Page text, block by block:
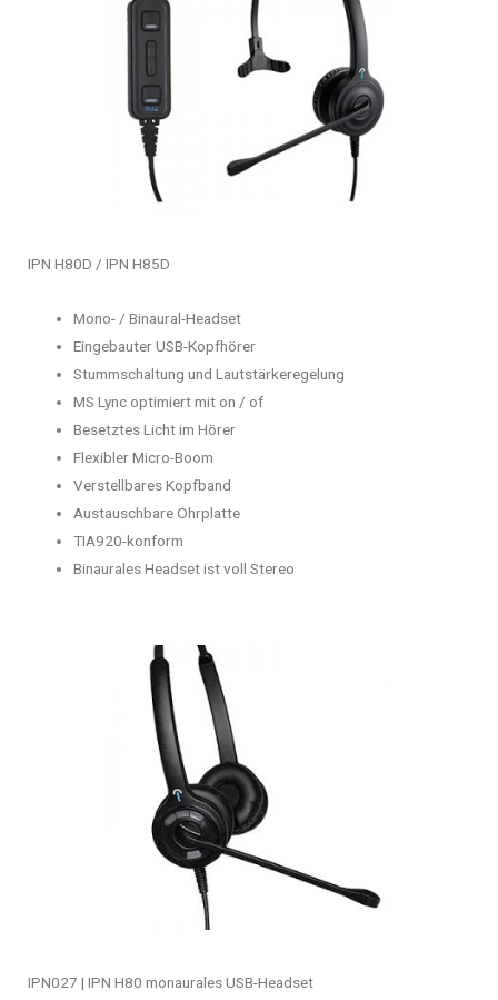
IPN H80D / IPN H85D
Mono- / Binaural-Headset
Eingebauter USB-Kopfhörer
Stummschaltung und Lautstärkeregelung
MS Lync optimiert mit on / of
Besetztes Licht im Hörer
Flexibler Micro-Boom
Verstellbares Kopfband
Austauschbare Ohrplatte
TIA920-konform
Binaurales Headset ist voll Stereo
IPN027 | IPN H80 monaurales USB-Headset